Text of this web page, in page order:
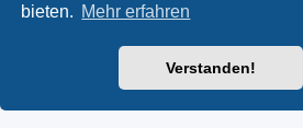
bieten. Mehr erfahren
Verstanden!